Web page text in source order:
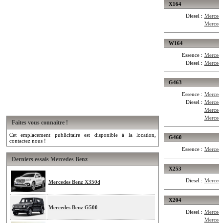
Faites vous connaitre !
Cet emplacement publicitaire est disponible à la location,
contactez nous !
Derniers essais Mercedes Benz
Mercedes Benz X350d
Mercedes Benz G500
X164
Diesel :
W164
Essence :
Diesel :
G463
Essence :
Diesel :
G460
Essence :
X253
Diesel :
X204
Diesel :